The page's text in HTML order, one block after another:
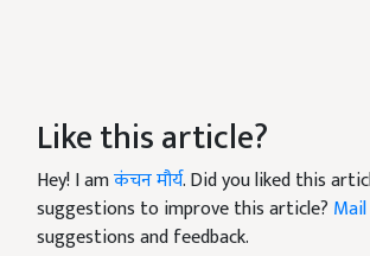
Like this article?
Hey! I amकंचन मौर्य. Did you liked this
suggestions to improve this article? Mail
suggestions and feedback.